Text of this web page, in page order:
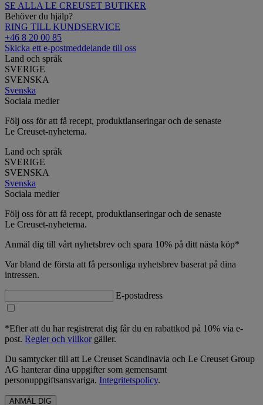
SE ALLA LE CREUSET BUTIKER
Behöver du hjälp?
RING TILL KUNDSERVICE
+46 8 20 00 85
Skicka ett e-postmeddelande till oss
Land och språk
SVERIGE
SVENSKA
Svenska
Sociala medier
Följ oss för att få recept, produktlanseringar och de senaste
Le Creuset-nyheterna.
Land och språk
SVERIGE
SVENSKA
Svenska
Sociala medier
Följ oss för att få recept, produktlanseringar och de senaste
Le Creuset-nyheterna.
Anmäl dig till vårt nyhetsbrev och spara 10% på ditt nästa köp*
Var bland de första att få personliga nyhetsbrev baserat på dina
intressen.
E-postadress
*Efter att du har registrerat dig får du en rabattkod på 10% via e-
post. Regler och villkorgäller.
Du samtycker till att Le Creuset Scandinavia och Le Creuset Group
AG hanterar dina uppgifter som gemensamt
personuppgiftsansvariga. Integritetspolicy.